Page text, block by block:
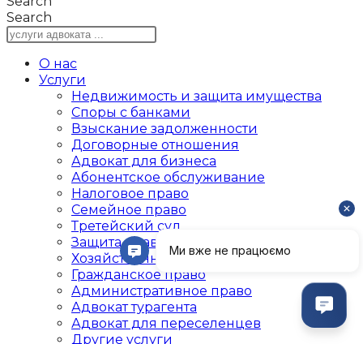
Search
О нас
Услуги
Недвижимость и защита имущества
Споры с банками
Взыскание задолженности
Договорные отношения
Адвокат для бизнеса
Абoнентское обслуживание
Налоговое право
Семейное право
Третейский суд
Защита прав в суде
Хозяйственное право
Гражданское право
Административное право
Адвокат турагента
Адвокат для переселенцев
Другие услуги